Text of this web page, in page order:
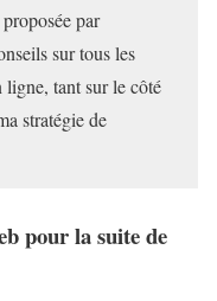
par
sur tous les
tant sur le côté
stratégie de
pour la suite de